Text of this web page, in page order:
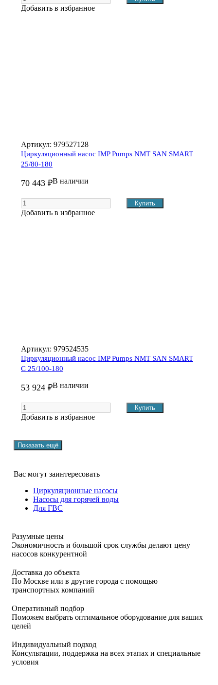
Добавить в избранное
Артикул: 979527128
Циркуляционный насос IMP Pumps NMT SAN SMART
25/80-180
70 443 ₽В наличии
Добавить в избранное
Артикул: 979524535
Циркуляционный насос IMP Pumps NMT SAN SMART
C 25/100-180
53 924 ₽В наличии
Добавить в избранное
Вас могут заинтересовать
Циркуляционные насосы
Насосы для горячей воды
Для ГВС
Разумные цены
Экономичность и большой срок службы делают цену
насосов конкурентной
Доставка до объекта
По Москве или в другие города с помощью
транспортных компаний
Оперативный подбор
Поможем выбрать оптимальное оборудование для ваших
целей
Индивидуальный подход
Консультации, поддержка на всех этапах и специальные
условия